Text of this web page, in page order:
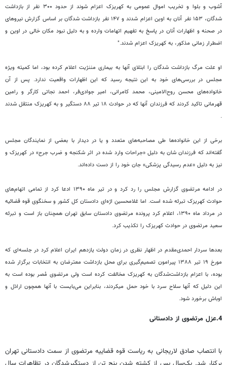
آشوب و بلوا و تخریب اموال عمومی به کهریزک اعزام شوند از حدود ۳۰۰ نفر از بازداشت
شدگان، ۱۵۳ نفر آنان به اوین اعزام شدند و ۱۴۷ نفر بازداشت شدگان بر اساس گزارش نیروهای
در صحنه و اظهارات آنان در پاسخ به تفهیم اتهامات وارده و به دلیل نبود مکان خالی در اوین و
اضطرار زمانی مذکور، به کهریزک اعزام شدند."
او علت مرگ بازداشت شدگان را ابتلای آنها به بیماری مننژیت اعلام کرده بود، اما کمیته ویژه
مجلس در بررسی‌های خود به این نتیجه رسید که این اظهارات واقعیت ندارد. پس از آن
خانواده‌های محسن روح‌الامینی، محمد کامرانی، امیر جوادی‌فر، احمد نجاتی کارگر و رامین
قهرمانی تاکید کردند که فرزندان آنها که در حوادث ۱۸ تیر ۸۸ دستگیر و به کهریزک منتقل شدند
.
برخی از این خانواده‌ها طی مصاحبه‌های متعدد و یا در دیدار با بعضی از نمایندگان مجلس
گفته‌اند که فرزندان شان به دلیل «جراحات وارد شده در اثر شکنجه و ضرب جرح» در کهریزک و
نیز به دلیل «عدم رسیدگی پزشکی» جان خود را از دست داده‌اند.
در ادامه مرتضوی گزارش مجلس را رد کرد و در تیر ماه ۱۳۹۰ ادعا کرد از تمامی اتهام‌های
حوادث کهریزک تبرئه شده است. اما غلامحسین اژه‌ای دادستان کل کشور و سخنگوی قوه قضائیه
در مرداد ماه ۱۳۹۰، اعلام کرد پرونده مرتضوی دادستان سابق تهران همچنان باز است و تبرئه
سعید مرتضوی در حوادث کهریزک را تکذیب کرد.
بعدها سردار احمدی‌مقدم در اظهار نظری در زمان دولت یازدهم ایران اعلام کرد در جلسه‌ای که
مورخ ۱۹ تیر ۱۳۸۸ پیرامون تصمیم‌گیری برای محل بازداشت معترضان به انتخابات برگزار شده
بوده، با اعزام بازداشت‌شدگان به کهریزک مخالفت کرده است ولی مرتضوی مُصر بوده است به
این دلیل که آنها سلاح سرد با خود حمل می‎کردند، بنابراین می‌بایست با آنها همچون اراذل و
اوباش برخورد شود.
4.عزل مرتضوی از دادستانی
با انتصاب صادق لاریجانی به ریاست قوه قضاییه مرتضوی از سمت دادستانی تهران